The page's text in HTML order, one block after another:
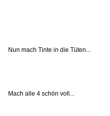
Nun mach Tinte in die Tüten...
Mach alle 4 schön voll...